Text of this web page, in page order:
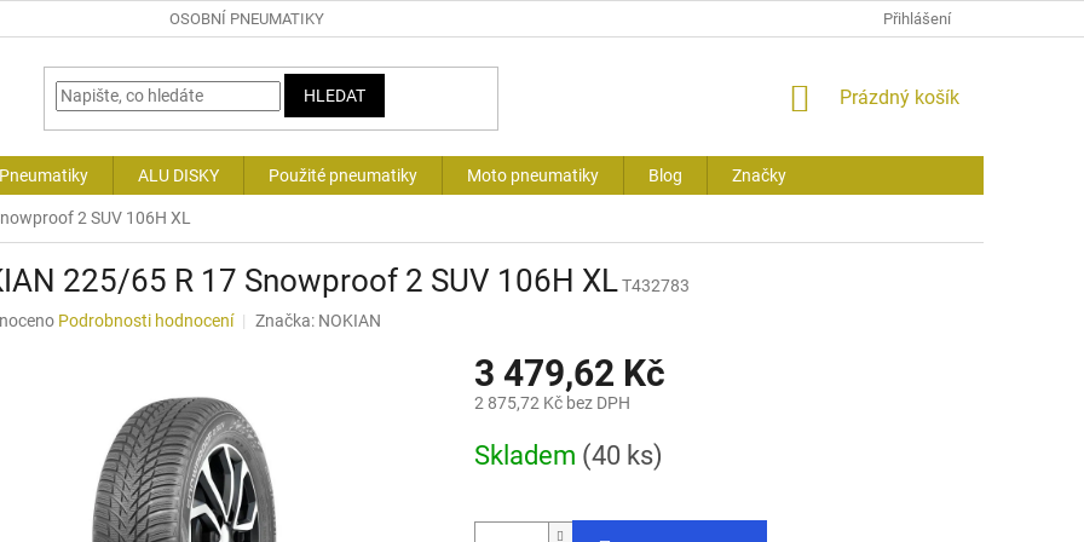
OSOBNÍ PNEUMATIKY Přihlášení
HLEDAT
NÁKUPNÍ
Prázdný košík
ALU DISKY Použité pneumatiky Moto pneumatiky Blog Značky
2 SUV 106H XL
225/65 R 17 Snowproof 2 SUV 106H XLT432783
Podrobnosti hodnocení Značka: NOKIAN
3 479,62 Kč
2 875,72 Kč bez DPH
cena:
Skladem (40 ks)